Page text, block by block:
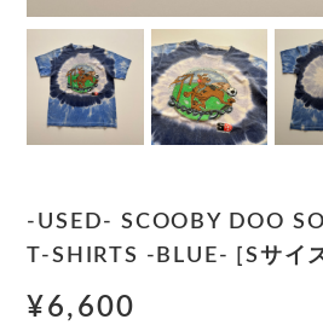
-USED- SCOOBY DOO
T-SHIRTS -BLUE- [Sサイ
¥6,600